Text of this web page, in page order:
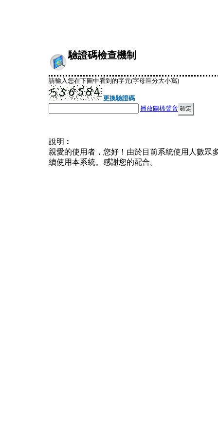
驗證碼檢查機制
請輸入您在下圖中看到的字元(字母區分大小寫)
更換驗證碼
播放圖檔聲音
說明︰
親愛的使用者，您好！由於目前系統使用人數眾
續使用本系統。感謝您的配合。